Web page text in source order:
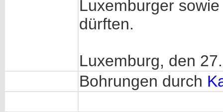
Luxemburger
dürften.
Luxemburg, den
Bohrungen durch